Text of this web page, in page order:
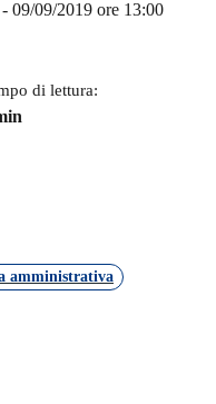
09/09/2019 ore 13:00
di lettura:
amministrativa